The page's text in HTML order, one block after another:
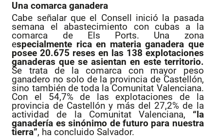
Una comarca ganadera
Cabe señalar que el Consell inició la pasada
semana el abastecimiento con cubas a la
comarca de Els Ports. Una zona
especialmente rica en materia ganadera que
posee 20.675 reses en las 138 explotaciones
ganaderas que se asientan en este territorio.
Se trata de la comarca con mayor peso
ganadero no solo de la provincia de Castellón,
sino también de toda la Comunitat Valenciana.
Con el 54,7% de las explotaciones de la
provincia de Castellón y más del 27,2% de la
actividad de la Comunitat Valenciana, “la
ganadería es sinónimo de futuro para nuestra
tierra”, ha concluido Salvador.